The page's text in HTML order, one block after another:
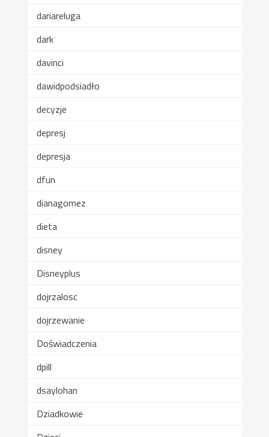
dariareluga
dark
davinci
dawidpodsiadło
decyzje
depresj
depresja
dfun
dianagomez
dieta
disney
Disneyplus
dojrzalosc
dojrzewanie
Doświadczenia
dpill
dsaylohan
Dziadkowie